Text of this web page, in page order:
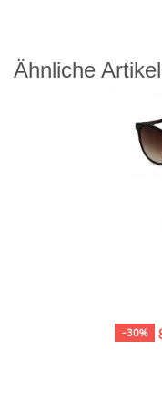
Ähnliche
-30%